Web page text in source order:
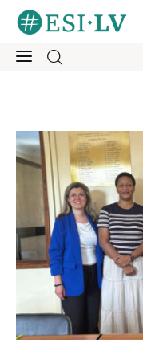
Iesaisties
Ziņas
Par mums